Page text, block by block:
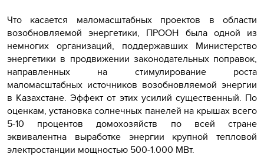
Что касается маломасштабных проектов в области
возобновляемой энергетики, ПРООН была одной из
немногих организаций, поддержавших Министерство
энергетики в продвижении законодательных поправок,
направленных на стимулирование роста
маломасштабных источников возобновляемой энергии
в Казахстане. Эффект от этих усилий существенный. По
оценкам, установка солнечных панелей на крышах всего
5-10 процентов домохозяйств по всей стране
эквивалентна выработке энергии крупной тепловой
электростанции мощностью 500-1.000 МВт.